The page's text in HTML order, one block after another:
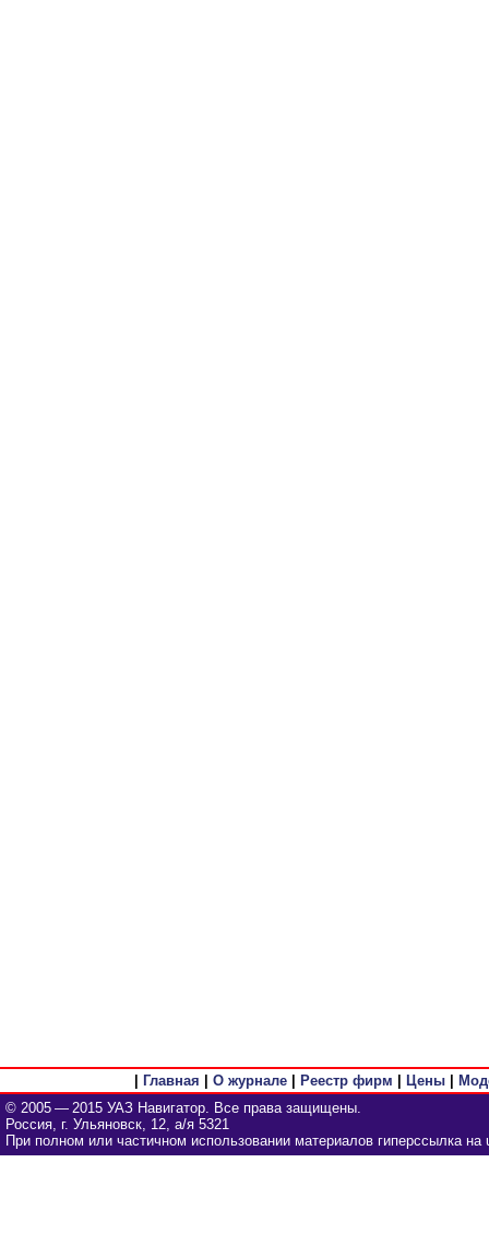
Главная О журнале| Реестр фирм Цены|
© 2005 — 2015 УАЗ Навигатор. Все права защищены.
Россия, г. Ульяновск, 12, а/я 5321
При полном или частичном использовании материалов гиперссылка на